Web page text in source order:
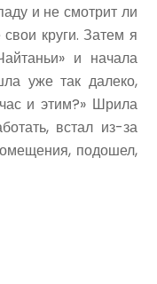
и не смотрит ли
круги. Затем я
и начала
уже так далеко,
и этим?» Шрила
встал из-за
подошел,